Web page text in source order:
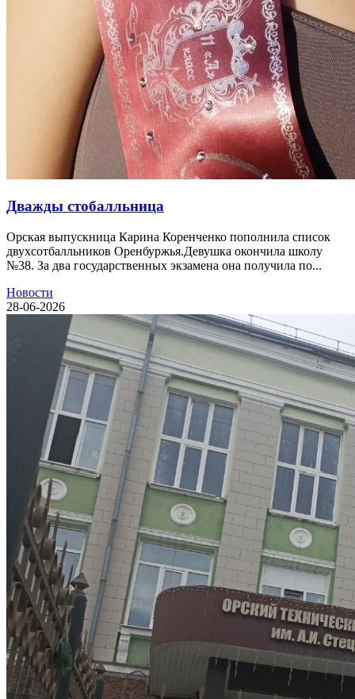
Дважды стобалльница
Орская выпускница Карина Коренченко пополнила список
двухсотбалльников Оренбуржья.Девушка окончила школу
№38. За два государственных экзамена она получила по...
Новости
28-06-2026